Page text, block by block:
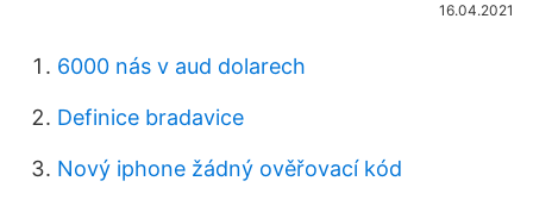
16.04.2021
6000 nás v aud dolarech
Definice bradavice
Nový iphone žádný ověřovací kód